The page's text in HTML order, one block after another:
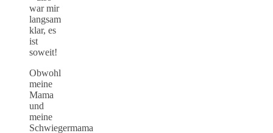
war mir
langsam
klar, es
ist
soweit!
Obwohl
meine
Mama
und
meine
Schwiegermama